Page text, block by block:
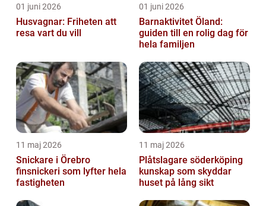
01 juni 2026
Husvagnar: Friheten att
resa vart du vill
01 juni 2026
Barnaktivitet Öland:
guiden till en rolig dag för
hela familjen
11 maj 2026
Snickare i Örebro
finsnickeri som lyfter hela
fastigheten
11 maj 2026
Plåtslagare söderköping
kunskap som skyddar
huset på lång sikt